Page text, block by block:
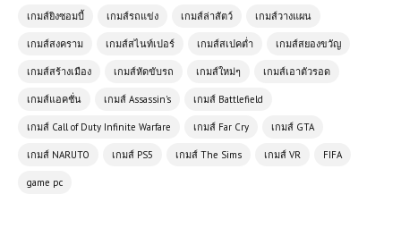
เอาชีวิตรอดเชิงจิตวิทยาสุดกดดัน เรื่อง
โหลดเกมส์ (PC) ฟรี Invincible VS เกม
ต่อสู้ซูเปอร์ฮีโร่สุดเดือด เล่นฟรี ภาพโหด
แอ็กชันมันส์สะใจ 💥🔥
(PC ) Zombie Army Trilogy |
เกมส์ยิงซอมบี้ เกมส์รถแข่ง เกมส์ล่าสัตว์ เกมส์วางแผน
เกมส์สงคราม เกมส์สไนท์เปอร์ เกมส์สเปคต่ำ เกมส์สยองขวัญ
เกมส์สร้างเมือง เกมส์หัดขับรถ เกมส์ใหม่ๆ เกมส์เอาตัวรอด
เกมส์แอคชั่น เกมส์ Assassin's เกมส์ Battlefield
เกมส์ Call of Duty Infinite Warfare เกมส์ Far Cry เกมส์ GTA
เกมส์ NARUTO เกมส์ PS5 เกมส์ The Sims เกมส์ VR FIFA
game pc